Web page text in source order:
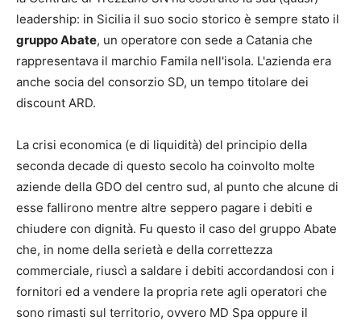
leadership: in Sicilia il suo socio storico è sempre stato il
gruppo Abate, un operatore con sede a Catania che
rappresentava il marchio Famila nell'isola. L'azienda era
anche socia del consorzio SD, un tempo titolare dei
discount ARD.
La crisi economica (e di liquidità) del principio della
seconda decade di questo secolo ha coinvolto molte
aziende della GDO del centro sud, al punto che alcune di
esse fallirono mentre altre seppero pagare i debiti e
chiudere con dignità. Fu questo il caso del gruppo Abate
che, in nome della serietà e della correttezza
commerciale, riuscì a saldare i debiti accordandosi con i
fornitori ed a vendere la propria rete agli operatori che
sono rimasti sul territorio, ovvero MD Spa oppure il